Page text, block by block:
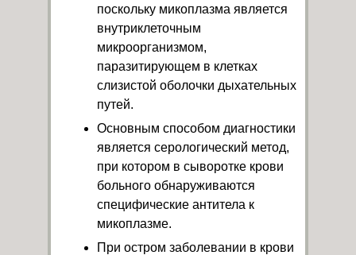
поскольку микоплазма является
внутриклеточным
микроорганизмом,
паразитирующем в клетках
слизистой оболочки дыхательных
путей.
Основным способом диагностики
является серологический метод,
при котором в сыворотке крови
больного обнаруживаются
специфические антитела к
микоплазме.
При остром заболевании в крови